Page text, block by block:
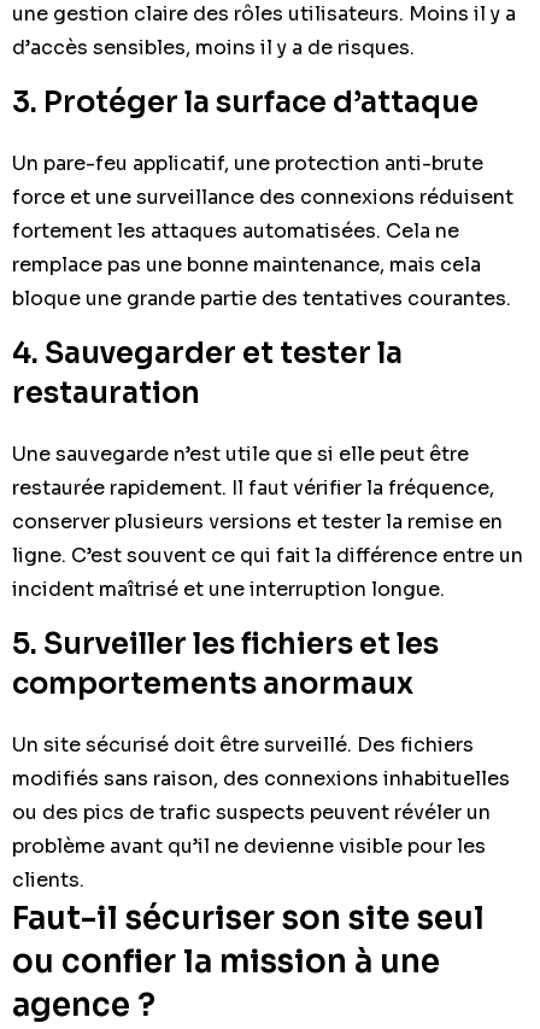
une gestion claire des rôles utilisateurs. Moins il y a
d’accès sensibles, moins il y a de risques.
3. Protéger la surface d’attaque
Un pare-feu applicatif, une protection anti-brute
force et une surveillance des connexions réduisent
fortement les attaques automatisées. Cela ne
remplace pas une bonne maintenance, mais cela
bloque une grande partie des tentatives courantes.
4. Sauvegarder et tester la
restauration
Une sauvegarde n’est utile que si elle peut être
restaurée rapidement. Il faut vérifier la fréquence,
conserver plusieurs versions et tester la remise en
ligne. C’est souvent ce qui fait la différence entre un
incident maîtrisé et une interruption longue.
5. Surveiller les fichiers et les
comportements anormaux
Un site sécurisé doit être surveillé. Des fichiers
modifiés sans raison, des connexions inhabituelles
ou des pics de trafic suspects peuvent révéler un
problème avant qu’il ne devienne visible pour les
clients.
Faut-il sécuriser son site seul
ou confier la mission à une
agence ?